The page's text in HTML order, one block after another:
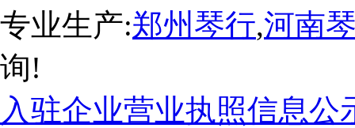
专业生产:郑州琴行,河南
询!
入驻企业营业执照信息公